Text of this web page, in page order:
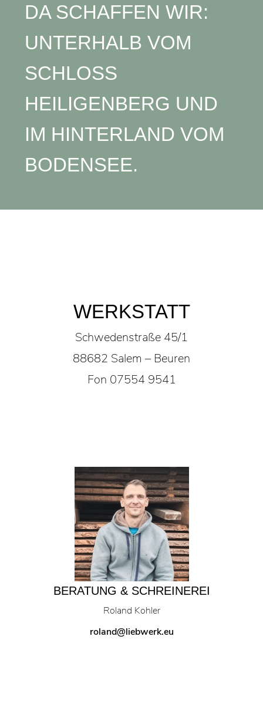
DA SCHAFFEN WIR:
UNTERHALB VOM
SCHLOSS
HEILIGENBERG UND
IM HINTERLAND VOM
BODENSEE.
WERKSTATT
Schwedenstraße 45/1
88682 Salem – Beuren
Fon 07554 9541
BERATUNG & SCHREINEREI
Roland Kohler
roland@liebwerk.eu